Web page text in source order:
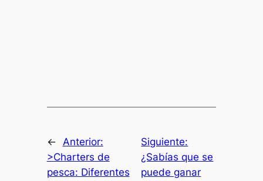
← Anterior:
>Charters de
pesca: Diferentes
Siguiente:
¿Sabías que se
puede ganar